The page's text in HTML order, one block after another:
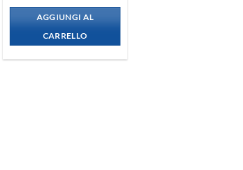
era:
600,00€.
AGGIUNGI AL
CARRELLO